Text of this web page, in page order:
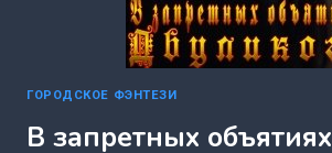
ГОРОДСКОЕ ФЭНТЕЗИ
В запретных объятиях